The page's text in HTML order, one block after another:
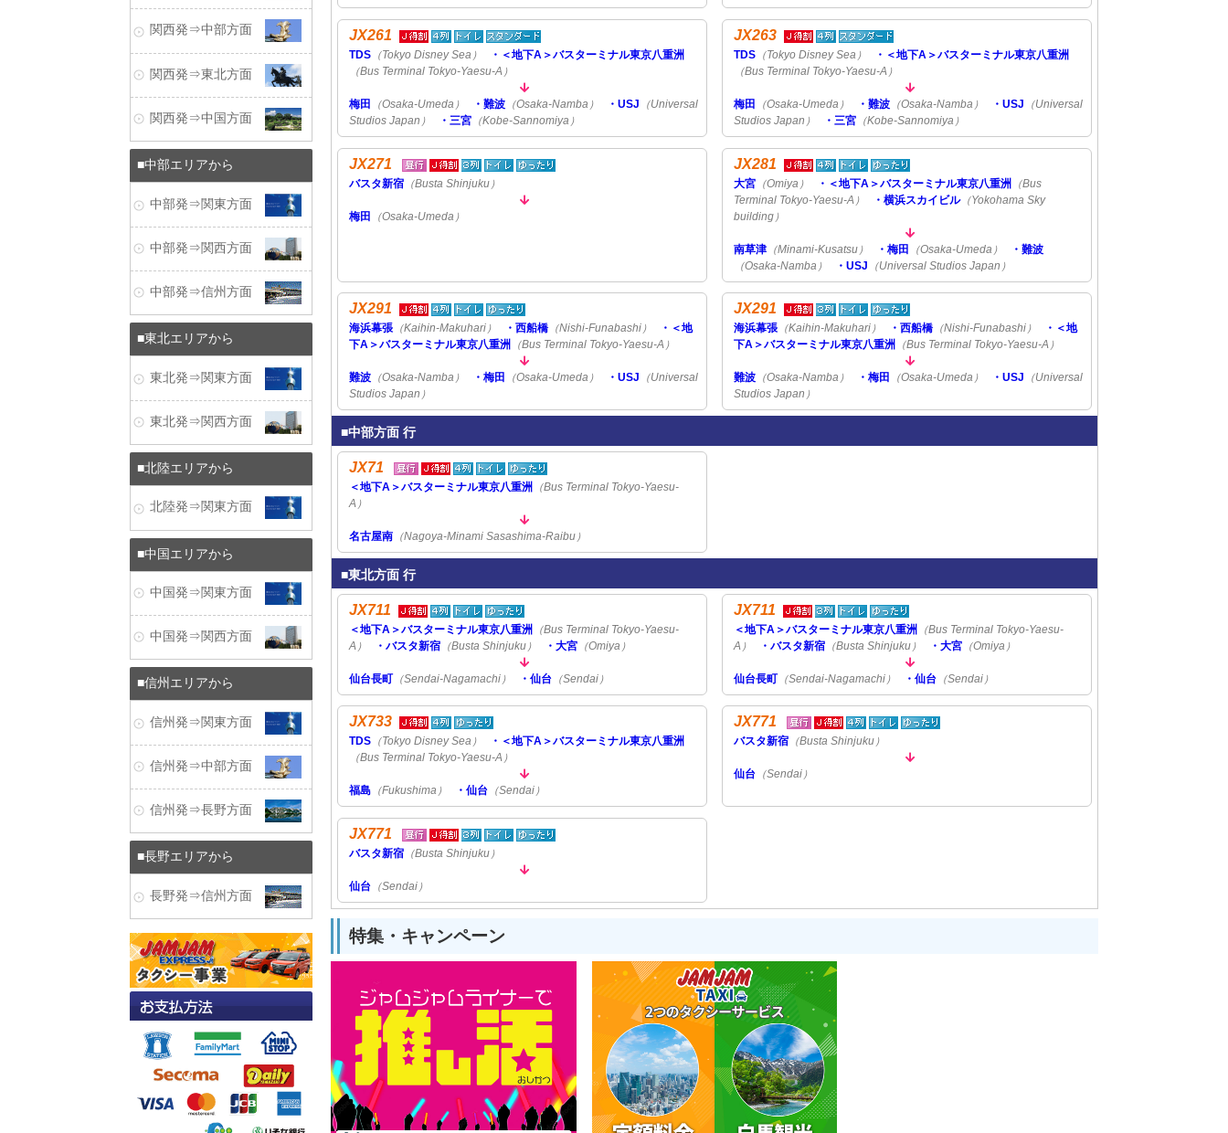
JX261
TDS （Tokyo Disney Sea）
・＜地下A＞バスターミナル東京八重洲
（Bus Terminal Tokyo-Yaesu-A）
梅田 （Osaka-Umeda） ・難波 （Osaka-Namba） ・USJ （Universal
Studios Japan）
・三宮 （Kobe-Sannomiya）
JX263
TDS （Tokyo Disney Sea）
・＜地下A＞バスターミナル東京八重洲
（Bus Terminal Tokyo-Yaesu-A）
梅田 （Osaka-Umeda） ・難波 （Osaka-Namba） ・USJ
（Universal
Studios Japan）
・三宮 （Kobe-Sannomiya）
JX271
バスタ新宿 （Busta Shinjuku）
梅田 （Osaka-Umeda）
JX281
大宮 （Omiya） ・＜地下A＞バスターミナル東京八重洲
（Bus
Terminal Tokyo-Yaesu-A）
・横浜スカイビル（Yokohama Sky
building）
南草津 （Minami-Kusatsu） ・梅田 （Osaka-Umeda）
・難波
（Osaka-Namba）
・USJ （Universal Studios Japan）
JX291
海浜幕張 （Kaihin-Makuhari） ・西船橋 （Nishi-Funabashi）
・＜地
下A＞バスターミナル東京八重洲
（Bus Terminal Tokyo-Yaesu-A）
難波 （Osaka-Namba） ・梅田 （Osaka-Umeda） ・USJ （Universal
Studios Japan）
JX291
海浜幕張 （Kaihin-Makuhari） ・西船橋 （Nishi-Funabashi）
・＜地
下A＞バスターミナル東京八重洲
（Bus Terminal Tokyo-Yaesu-A）
難波 （Osaka-Namba） ・梅田 （Osaka-Umeda） ・USJ
（Universal
Studios Japan）
中部方面 行
JX71
＜地下A＞バスターミナル東京八重洲
（Bus Terminal Tokyo-Yaesu-
A）
名古屋南 （Nagoya-Minami Sasashima-Raibu）
東北方面 行
JX711
＜地下A＞バスターミナル東京八重洲
（Bus Terminal Tokyo-Yaesu-
A）
・バスタ新宿 （Busta Shinjuku） ・大宮 （Omiya）
仙台長町（Sendai-Nagamachi） ・仙台 （Sendai）
JX711
＜地下A＞バスターミナル東京八重洲
（Bus Terminal Tokyo-Yaesu-
A）
・バスタ新宿 （Busta Shinjuku） ・大宮 （Omiya）
仙台長町（Sendai-Nagamachi） ・仙台 （Sendai）
JX733
TDS （Tokyo Disney Sea）
・＜地下A＞バスターミナル東京八重洲
（Bus Terminal Tokyo-Yaesu-A）
福島 （Fukushima） ・仙台 （Sendai）
JX771
バスタ新宿 （Busta Shinjuku）
仙台 （Sendai）
JX771
バスタ新宿 （Busta Shinjuku）
仙台 （Sendai）
特集・キャンペーン
関西発⇒中部方面
関西発⇒東北方面
関西発⇒中国方面
中部エリアから
中部発⇒関東方面
中部発⇒関西方面
中部発⇒信州方面
東北エリアから
東北発⇒関東方面
東北発⇒関西方面
北陸エリアから
北陸発⇒関東方面
中国エリアから
中国発⇒関東方面
中国発⇒関西方面
信州エリアから
信州発⇒関東方面
信州発⇒中部方面
信州発⇒長野方面
長野エリアから
長野発⇒信州方面